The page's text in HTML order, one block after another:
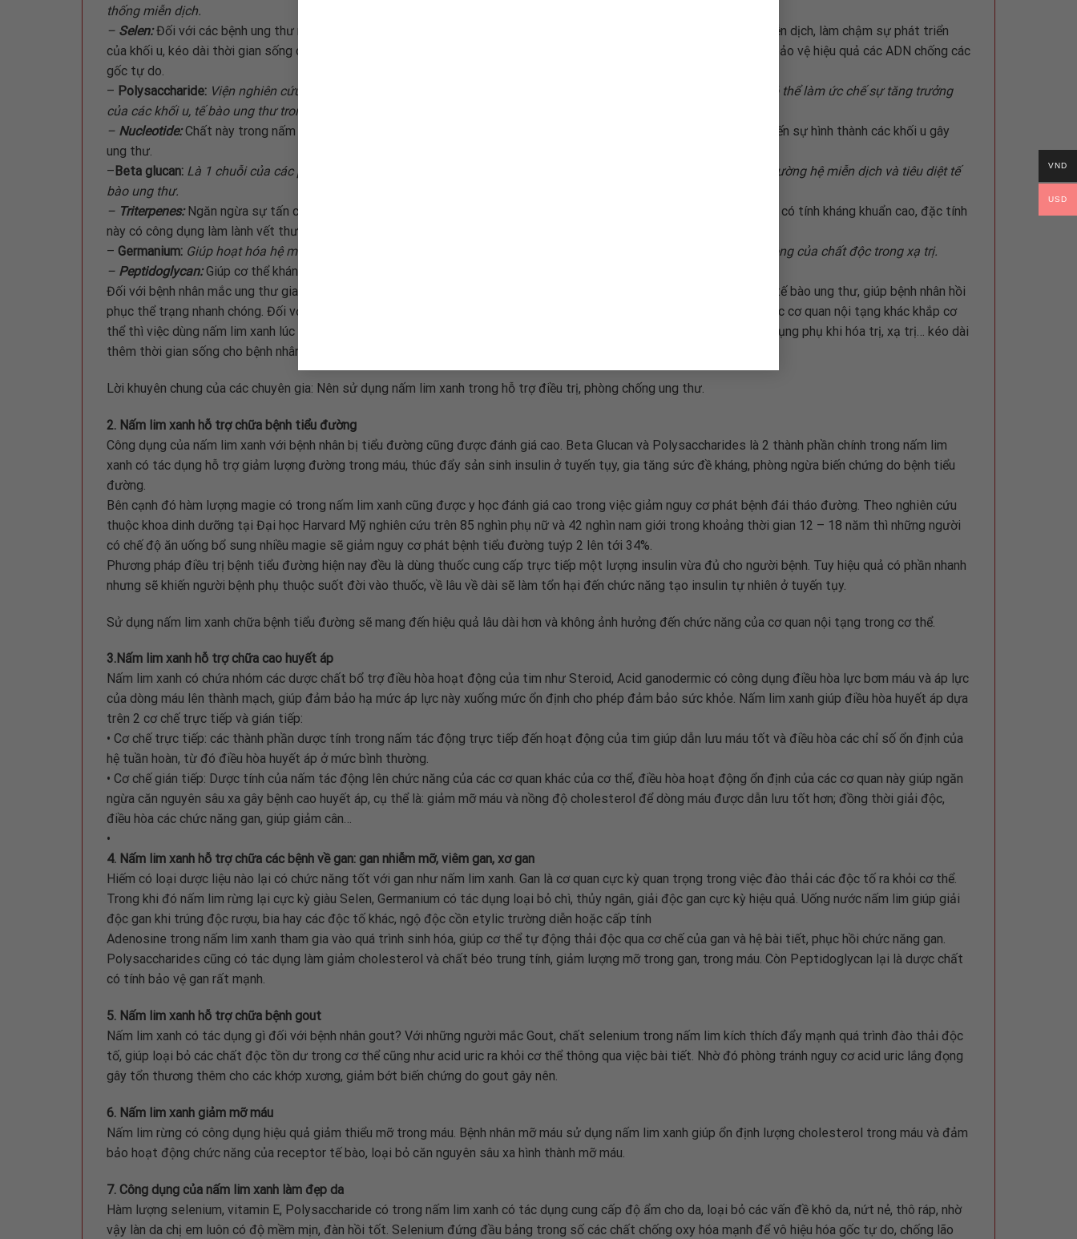
thống miễn dịch.
– Selen:Đối với các bệnh ung thư ruột, tiền liệt tuyến, da, phổi… nhiều nghiên cứu đã xác nhận Selen giúp tăng cường miễn dịch, làm chậm sự phát triển
của khối u, kéo dài thời gian sống của bệnh nhân ung thư. Lý do có tác dụng này bởi Se là chất chống oxy hóa rất mạnh, bảo vệ hiệu quả các ADN chống các
gốc tự do.
– Polysaccharide: Viện nghiên cứu dược phẩm Thượng hải thuộc Viện khoa học Trung quốc cho biết Polysaccharide có thể làm ức chế sự tăng trưởng
của các khối u, tế bào ung thư trong cơ thể, ức chế di căn.
– Nucleotide:Chất này trong nấm lim xanh giúp duy trì sự hình thành ổn định của DNA, RNA. Thiếu hụt Nucleotide dẫn đến sự hình thành các khối u gây
ung thư.
– Beta glucan: Là 1 chuỗi của các phân tử glucose, có tác dụng phòng chống nhiễm trùng, chữa lành vết thương, tăng cường hệ miễn dịch và tiêu diệt tế
bào ung thư.
– Triterpenes:Ngăn ngừa sự tấn công của các gốc tự do đối với tế bào gây nên bệnh ung thư. Thêm vào đó Triterpenes có tính kháng khuẩn cao, đặc tính
này có công dụng làm lành vết thương, kìm hãm lại sự phát triển của tế bào ung thư.
– Germanium: Giúp hoạt hóa hệ miễn dịch, gia tăng kháng nguyên khối u để bảo vệ các tế bào lành tránh khỏi sự tấn công của chất độc trong xạ trị.
– Peptidoglycan:Giúp cơ thể kháng lại virus và tăng sức đề kháng. Chất này có hoạt tính bảo vệ gan rất mạnh.
Đối với bệnh nhân mắc ung thư giai đoạn đầu, sử dụng nấm lim xanh kết hợp phác đồ điều trị của bác sĩ hỗ trợ tiêu diệt tế bào ung thư, giúp bệnh nhân hồi
phục thể trạng nhanh chóng. Đối với bệnh nhân ung thư sang giai đoạn nặng, khi mà các tế bào ung thư đã di căn sang các cơ quan nội tạng khác khắp cơ
thể thì việc dùng nấm lim xanh lúc này có tác dụng ức chế và kìm hãm sự phát triển tế bào ung thư, giảm đau, giảm tác dụng phụ khi hóa trị, xạ trị… kéo dài
thêm thời gian sống cho bệnh nhân.
Lời khuyên chung của các chuyên gia: Nên sử dụng nấm lim xanh trong hỗ trợ điều trị, phòng chống ung thư.
2. Nấm lim xanh hỗ trợ chữa bệnh tiểu đường
Công dụng của nấm lim xanh với bệnh nhân bị tiểu đường cũng được đánh giá cao. Beta Glucan và Polysaccharides là 2 thành phần chính trong nấm lim
xanh có tác dụng hỗ trợ giảm lượng đường trong máu, thúc đẩy sản sinh insulin ở tuyến tụy, gia tăng sức đề kháng, phòng ngừa biến chứng do bệnh tiểu
đường.
Bên cạnh đó hàm lượng magie có trong nấm lim xanh cũng được y học đánh giá cao trong việc giảm nguy cơ phát bệnh đái tháo đường. Theo nghiên cứu
thuộc khoa dinh dưỡng tại Đại học Harvard Mỹ nghiên cứu trên 85 nghìn phụ nữ và 42 nghìn nam giới trong khoảng thời gian 12 – 18 năm thì những người
có chế độ ăn uống bổ sung nhiều magie sẽ giảm nguy cơ phát bệnh tiểu đường tuýp 2 lên tới 34%.
Phương pháp điều trị bệnh tiểu đường hiện nay đều là dùng thuốc cung cấp trực tiếp một lượng insulin vừa đủ cho người bệnh. Tuy hiệu quả có phần nhanh
nhưng sẽ khiến người bệnh phụ thuộc suốt đời vào thuốc, về lâu về dài sẽ làm tổn hại đến chức năng tạo insulin tự nhiên ở tuyến tụy.
Sử dụng nấm lim xanh chữa bệnh tiểu đường sẽ mang đến hiệu quả lâu dài hơn và không ảnh hưởng đến chức năng của cơ quan nội tạng trong cơ thể.
3.Nấm lim xanh hỗ trợ chữa cao huyết áp
Nấm lim xanh có chứa nhóm các dược chất bổ trợ điều hòa hoạt động của tim như Steroid, Acid ganodermic có công dụng điều hòa lực bơm máu và áp lực
của dòng máu lên thành mạch, giúp đảm bảo hạ mức áp lực này xuống mức ổn định cho phép đảm bảo sức khỏe. Nấm lim xanh giúp điều hòa huyết áp dựa
trên 2 cơ chế trực tiếp và gián tiếp:
• Cơ chế trực tiếp: các thành phần dược tính trong nấm tác động trực tiếp đến hoạt động của tim giúp dẫn lưu máu tốt và điều hòa các chỉ số ổn định của
hệ tuần hoàn, từ đó điều hòa huyết áp ở mức bình thường.
• Cơ chế gián tiếp: Dược tính của nấm tác động lên chức năng của các cơ quan khác của cơ thể, điều hòa hoạt động ổn định của các cơ quan này giúp ngăn
ngừa căn nguyên sâu xa gây bệnh cao huyết áp, cụ thể là: giảm mỡ máu và nồng độ cholesterol để dòng máu được dẫn lưu tốt hơn; đồng thời giải độc,
điều hòa các chức năng gan, giúp giảm cân…
•
4. Nấm lim xanh hỗ trợ chữa các bệnh về gan: gan nhiễm mỡ, viêm gan, xơ gan
Hiếm có loại dược liệu nào lại có chức năng tốt với gan như nấm lim xanh. Gan là cơ quan cực kỳ quan trọng trong việc đào thải các độc tố ra khỏi cơ thể.
Trong khi đó nấm lim rừng lại cực kỳ giàu Selen, Germanium có tác dụng loại bỏ chì, thủy ngân, giải độc gan cực kỳ hiệu quả. Uống nước nấm lim giúp giải
độc gan khi trúng độc rượu, bia hay các độc tố khác, ngộ độc cồn etylic trường diễn hoặc cấp tính
Adenosine trong nấm lim xanh tham gia vào quá trình sinh hóa, giúp cơ thể tự động thải độc qua cơ chế của gan và hệ bài tiết, phục hồi chức năng gan.
Polysaccharides cũng có tác dụng làm giảm cholesterol và chất béo trung tính, giảm lượng mỡ trong gan, trong máu. Còn Peptidoglycan lại là dược chất
có tính bảo vệ gan rất mạnh.
5. Nấm lim xanh hỗ trợ chữa bệnh gout
Nấm lim xanh có tác dụng gì đối với bệnh nhân gout? Với những người mắc Gout, chất selenium trong nấm lim kích thích đẩy mạnh quá trình đào thải độc
tố, giúp loại bỏ các chất độc tồn dư trong cơ thể cũng như acid uric ra khỏi cơ thể thông qua việc bài tiết. Nhờ đó phòng tránh nguy cơ acid uric lắng đọng
gây tổn thương thêm cho các khớp xương, giảm bớt biến chứng do gout gây nên.
6. Nấm lim xanh giảm mỡ máu
Nấm lim rừng có công dụng hiệu quả giảm thiểu mỡ trong máu. Bệnh nhân mỡ máu sử dụng nấm lim xanh giúp ổn định lượng cholesterol trong máu và đảm
bảo hoạt động chức năng của receptor tế bào, loại bỏ căn nguyên sâu xa hình thành mỡ máu.
7. Công dụng của nấm lim xanh làm đẹp da
Hàm lượng selenium, vitamin E, Polysaccharide có trong nấm lim xanh có tác dụng cung cấp độ ẩm cho da, loại bỏ các vấn đề khô da, nứt nẻ, thô ráp, nhờ
vậy làn da chị em luôn có độ mềm mịn, đàn hồi tốt. Selenium đứng đầu bảng trong số các chất chống oxy hóa mạnh để vô hiệu hóa gốc tự do, chống lão
VND
USD